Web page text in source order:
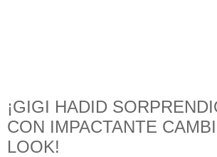
¡GIGI HADID
CON IMPACTANTE
LOOK!